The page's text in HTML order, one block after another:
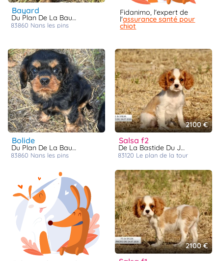
bayard
Du Plan De La Baume
83860 nans les pins
Fidanimo, l'expert de
l'assurance santé pour
chiot
bolide
Du Plan De La Baume
83860 nans les pins
2100 €
salsa f2
De La Bastide Du Jas De Jeromes
83120 le plan de la tour
2100 €